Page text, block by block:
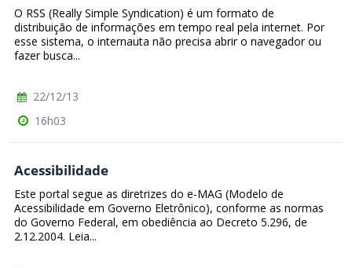
O RSS (Really Simple Syndication) é um formato de
distribuição de informações em tempo real pela internet. Por
esse sistema, o internauta não precisa abrir o navegador ou
fazer busca...
22/12/13
16h03
Acessibilidade
Este portal segue as diretrizes do e-MAG (Modelo de
Acessibilidade em Governo Eletrônico), conforme as normas
do Governo Federal, em obediência ao Decreto 5.296, de
2.12.2004. Leia...